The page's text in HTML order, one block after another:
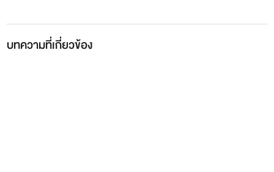
บทความที่เกี่ยวข้อง